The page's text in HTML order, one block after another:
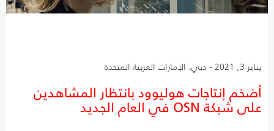
يناير 3, 2021 - دبي، الإمارات العربية المتحدة
أضخم إنتاجات هوليوود بانتظار المشاهدين
على شبكة OSN في العام الجديد